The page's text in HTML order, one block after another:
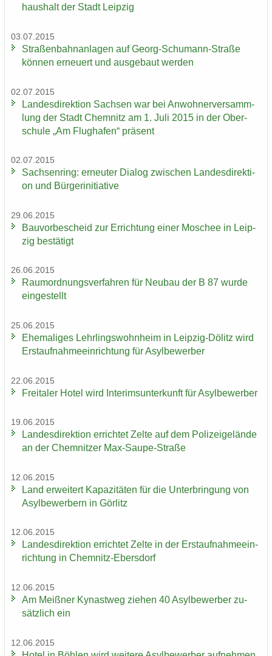
haus­halt der Stadt Leip­zig
03.07.2015
Stra­ßen­bahn­an­la­gen auf Georg-​Schumann-Straße
kön­nen er­neu­ert und aus­ge­baut wer­den
02.07.2015
Lan­des­di­rek­ti­on Sach­sen war bei An­woh­ner­ver­samm­
lung der Stadt Chem­nitz am 1. Juli 2015 in der Ober­
schu­le „Am Flug­ha­fen“ prä­sent
02.07.2015
Sach­sen­ring: er­neu­ter Dia­log zwi­schen Lan­des­di­rek­ti­
on und Bür­ger­initia­ti­ve
29.06.2015
Bau­vor­be­scheid zur Er­rich­tung einer Mo­schee in Leip­
zig be­stä­tigt
26.06.2015
Raum­ord­nungs­ver­fah­ren für Neu­bau der B 87 wurde
ein­ge­stellt
25.06.2015
Ehe­ma­li­ges Lehr­lings­wohn­heim in Leipzig-​Dölitz wird
Erst­auf­nah­me­ein­rich­tung für Asyl­be­wer­ber
22.06.2015
Frei­ta­ler Hotel wird In­te­rims­un­ter­kunft für Asyl­be­wer­ber
19.06.2015
Lan­des­di­rek­ti­on er­rich­tet Zelte auf dem Po­li­zei­ge­län­de
an der Chem­nit­zer Max-​Saupe-Straße
12.06.2015
Land er­wei­tert Ka­pa­zi­tä­ten für die Un­ter­brin­gung von
Asyl­be­wer­bern in Gör­litz
12.06.2015
Lan­des­di­rek­ti­on er­rich­tet Zelte in der Erst­auf­nah­me­ein­
rich­tung in Chemnitz-​Ebersdorf
12.06.2015
Am Meiß­ner Ky­nast­weg zie­hen 40 Asyl­be­wer­ber zu­
sätz­lich ein
12.06.2015